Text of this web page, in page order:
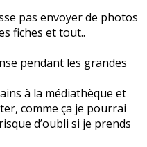
pas envoyer de photos
fiches et tout..
pendant les grandes
à la médiathèque et
comme ça je pourrai
d’oubli si je prends